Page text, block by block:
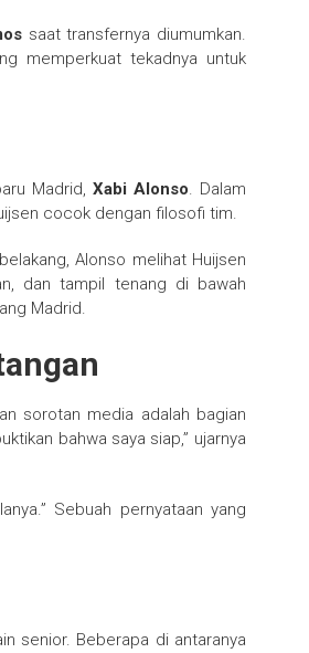
saat transfernya diumumkan.
memperkuat tekadnya untuk
Madrid,Xabi Alonso. Dalam
cocok dengan filosofi tim.
Alonso melihat Huijsen
dan tampil tenang di bawah
Madrid.
sorotan media adalah bagian
bahwa saya siap,” ujarnya
Sebuah pernyataan yang
senior. Beberapa di antaranya